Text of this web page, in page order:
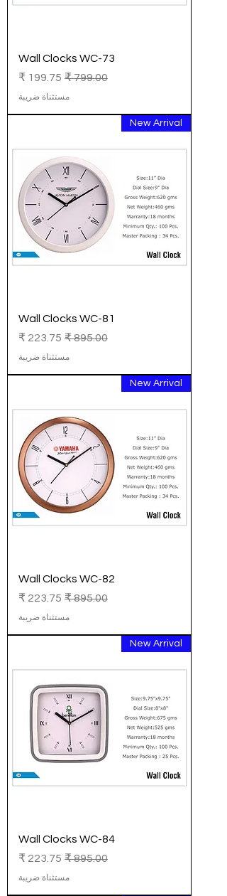
Wall Clocks WC-73
سعر عاديسعر البيع
مستثناة ضريبة
New Arrival
Wall Clocks WC-81
سعر عاديسعر البيع
مستثناة ضريبة
New Arrival
Wall Clocks WC-82
سعر عاديسعر البيع
مستثناة ضريبة
New Arrival
Wall Clocks WC-84
سعر عاديسعر البيع
مستثناة ضريبة